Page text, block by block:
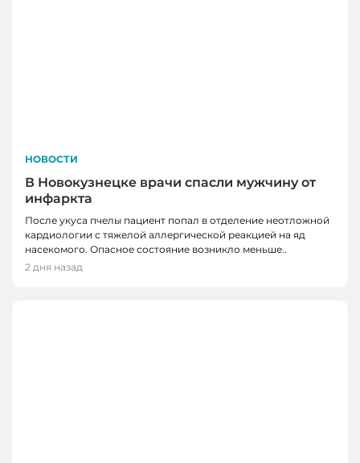
НОВОСТИ
В Новокузнецке врачи спасли мужчину от
инфаркта
После укуса пчелы пациент попал в отделение неотложной
кардиологии с тяжелой аллергической реакцией на яд
насекомого. Опасное состояние возникло меньше..
2 дня назад